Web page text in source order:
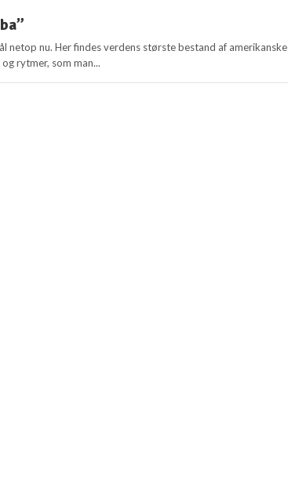
netop nu. Her findes verdens største bestand af amerikanske
rytmer, som man...